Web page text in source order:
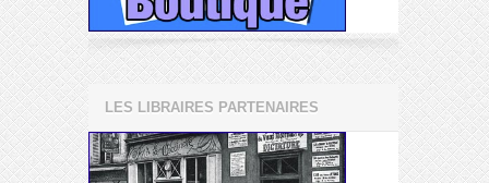
LES LIBRAIRES PARTENAIRES